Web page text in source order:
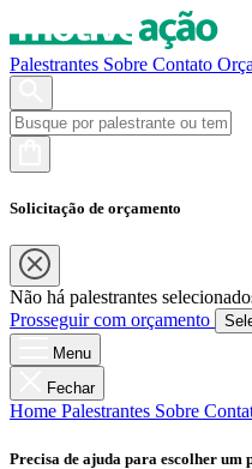
Palestrantes Sobre Contato
Solicitação de orçamento
Não há palestrantes
Prosseguir com orçamento
Menu
Fechar
Home Palestrantes Sobre
Precisa de ajuda para escolher um